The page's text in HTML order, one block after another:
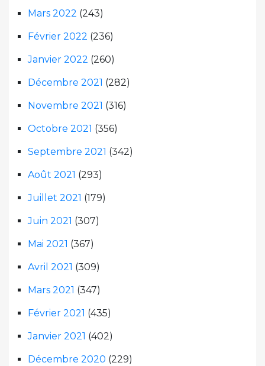
Mars 2022 (243)
Février 2022 (236)
Janvier 2022 (260)
Décembre 2021 (282)
Novembre 2021 (316)
Octobre 2021 (356)
Septembre 2021 (342)
Août 2021 (293)
Juillet 2021 (179)
Juin 2021 (307)
Mai 2021 (367)
Avril 2021 (309)
Mars 2021 (347)
Février 2021 (435)
Janvier 2021 (402)
Décembre 2020 (229)